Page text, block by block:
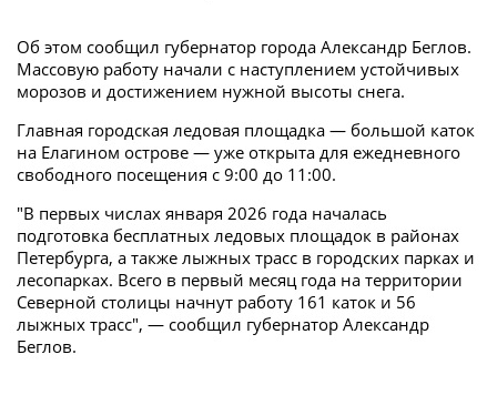
Об этом сообщил губернатор города Александр Беглов.
Массовую работу начали с наступлением устойчивых
морозов и достижением нужной высоты снега.
Главная городская ледовая площадка — большой каток
на Елагином острове — уже открыта для ежедневного
свободного посещения с 9:00 до 11:00.
"В первых числах января 2026 года началась
подготовка бесплатных ледовых площадок в районах
Петербурга, а также лыжных трасс в городских парках и
лесопарках. Всего в первый месяц года на территории
Северной столицы начнут работу 161 каток и 56
лыжных трасс", — сообщил губернатор Александр
Беглов.